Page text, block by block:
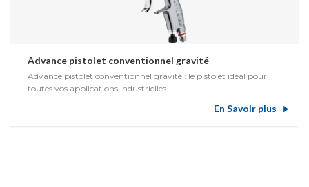
Advance pistolet conventionnel gravité
Advance pistolet conventionnel gravité : le pistolet idéal pour
toutes vos applications industrielles.
En Savoir plus